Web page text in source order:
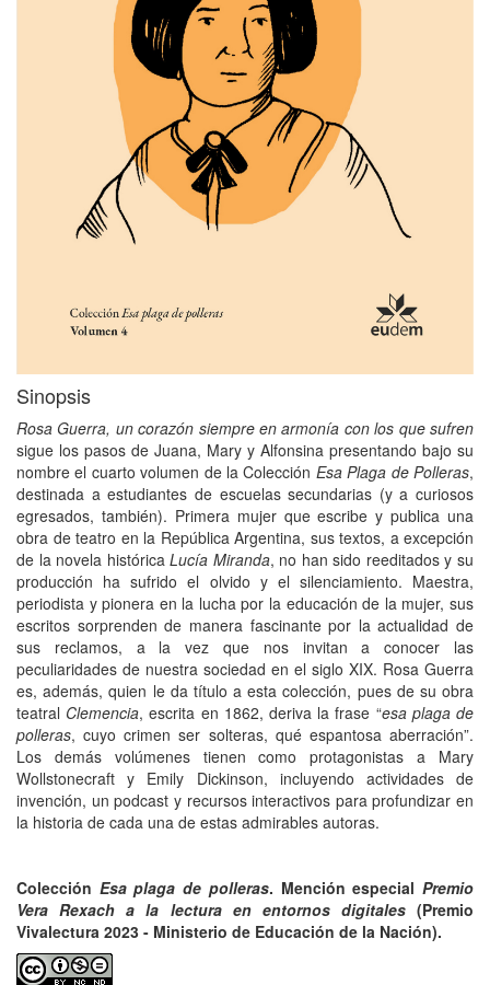
Sinopsis
Rosa Guerra, un corazón siempre en armonía con los que sufren
sigue los pasos de Juana, Mary y Alfonsina presentando bajo su
nombre el cuarto volumen de la Colección Esa Plaga de Polleras,
destinada a estudiantes de escuelas secundarias (y a curiosos
egresados, también). Primera mujer que escribe y publica una
obra de teatro en la República Argentina, sus textos, a excepción
de la novela históricaLucía Miranda, no han sido reeditados y su
producción ha sufrido el olvido y el silenciamiento. Maestra,
periodista y pionera en la lucha por la educación de la mujer, sus
escritos sorprenden de manera fascinante por la actualidad de
sus reclamos, a la vez que nos invitan a conocer las
peculiaridades de nuestra sociedad en el siglo XIX. Rosa Guerra
es, además, quien le da título a esta colección, pues de su obra
teatral Clemencia, escrita en 1862, deriva la frase “esa plaga de
polleras, cuyo crimen ser solteras, qué espantosa aberración”.
Los demás volúmenes tienen como protagonistas a Mary
Wollstonecraft y Emily Dickinson, incluyendo actividades de
invención, un podcast y recursos interactivos para profundizar en
la historia de cada una de estas admirables autoras.
Colección Esa plaga de polleras. Mención especialPremio
Vera Rexach a la lectura en entornos digitales(Premio
Vivalectura 2023 - Ministerio de Educación de la Nación).